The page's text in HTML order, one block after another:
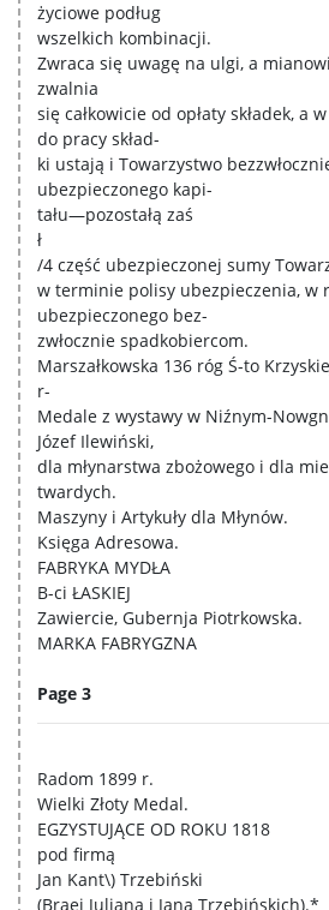
życiowe podług
wszelkich kombinacji.
Zwraca się uwagę na ulgi, a
zwalnia
się całkowicie od opłaty składek, a
do pracy skład-
ki ustają i Towarzystwo
ubezpieczonego kapi-
tału—pozostałą zaś
ł
/4 część ubezpieczonej sumy
w terminie polisy ubezpieczenia, w
ubezpieczonego bez-
zwłocznie spadkobiercom.
Marszałkowska 136 róg Ś-to
r-
Medale z wystawy w Niźnym-
Józef Ilewiński,
dla młynarstwa zbożowego i dla
twardych.
Maszyny i Artykuły dla Młynów.
Księga Adresowa.
FABRYKA MYDŁA
B-ci ŁASKIEJ
Zawiercie, Gubernja Piotrkowska.
MARKA FABRYGZNA
Page 3
Radom 1899 r.
Wielki Złoty Medal.
EGZYSTUJĄCE OD ROKU 1818
pod firmą
Jan Kant\) Trzebiński
(Braei Juljana i Jana Trzebińskich).*